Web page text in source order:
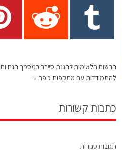
הרשות הלאומית להגנת סייבר במסמך הנחיות
להתמודדות עם מתקפות כופר →
כתבות קשורות
תגובות סגורות